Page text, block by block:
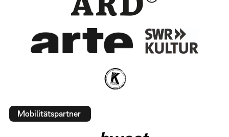
Mobilitätspartner